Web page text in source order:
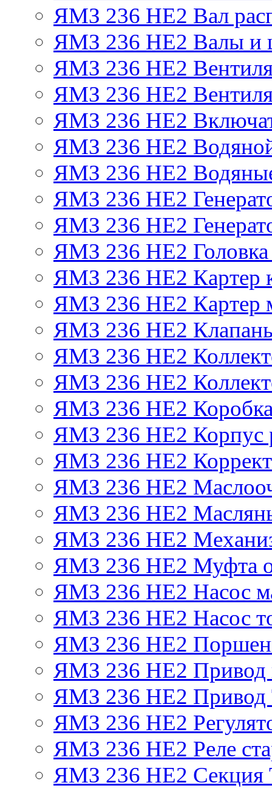
ЯМЗ 236 НЕ2 Вал
ЯМЗ 236 НЕ2 Валы и
ЯМЗ 236 НЕ2
ЯМЗ 236 НЕ2
ЯМЗ 236 НЕ2
ЯМЗ 236 НЕ2
ЯМЗ 236 НЕ2
ЯМЗ 236 НЕ2
ЯМЗ 236 НЕ2
ЯМЗ 236 НЕ2 Головка
ЯМЗ 236 НЕ2 Картер
ЯМЗ 236 НЕ2 Картер
ЯМЗ 236 НЕ2 Клапаны
ЯМЗ 236 НЕ2
ЯМЗ 236 НЕ2
ЯМЗ 236 НЕ2 Коробка
ЯМЗ 236 НЕ2 Корпус
ЯМЗ 236 НЕ2
ЯМЗ 236 НЕ2
ЯМЗ 236 НЕ2
ЯМЗ 236 НЕ2
ЯМЗ 236 НЕ2 Муфта
ЯМЗ 236 НЕ2 Насос
ЯМЗ 236 НЕ2 Насос
ЯМЗ 236 НЕ2
ЯМЗ 236 НЕ2 Привод
ЯМЗ 236 НЕ2
ЯМЗ 236 НЕ2
ЯМЗ 236 НЕ2 Реле
ЯМЗ 236 НЕ2